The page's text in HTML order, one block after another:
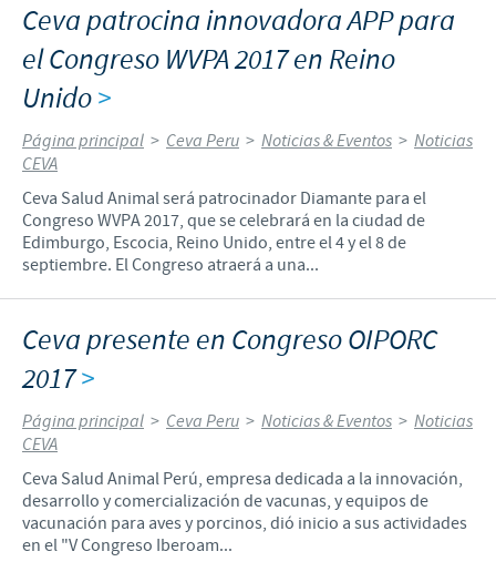
Ceva patrocina innovadora APP para
el Congreso WVPA 2017 en Reino
Unido>
Página principal > Ceva Peru > Noticias & Eventos > Noticias
CEVA
Ceva Salud Animal será patrocinador Diamante para el
Congreso WVPA 2017, que se celebrará en la ciudad de
Edimburgo, Escocia, Reino Unido, entre el 4 y el 8 de
septiembre. El Congreso atraerá a una...
Ceva presente en Congreso OIPORC
2017>
Página principal > Ceva Peru > Noticias & Eventos > Noticias
CEVA
Ceva Salud Animal Perú, empresa dedicada a la innovación,
desarrollo y comercialización de vacunas, y equipos de
vacunación para aves y porcinos, dió inicio a sus actividades
en el "V Congreso Iberoam...